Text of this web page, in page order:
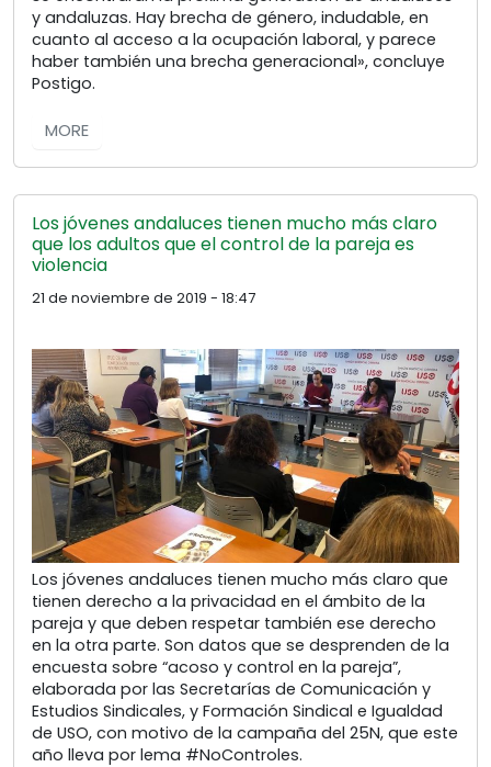
y andaluzas. Hay brecha de género, indudable, en
cuanto al acceso a la ocupación laboral, y parece
haber también una brecha generacional», concluye
Postigo.
MORE
Los jóvenes andaluces tienen mucho más claro
que los adultos que el control de la pareja es
violencia
21 de noviembre de 2019 - 18:47
Los jóvenes andaluces tienen mucho más claro que
tienen derecho a la privacidad en el ámbito de la
pareja y que deben respetar también ese derecho
en la otra parte. Son datos que se desprenden de la
encuesta sobre “acoso y control en la pareja”,
elaborada por las Secretarías de Comunicación y
Estudios Sindicales, y Formación Sindical e Igualdad
de USO, con motivo de la campaña del 25N, que este
año lleva por lema #NoControles.